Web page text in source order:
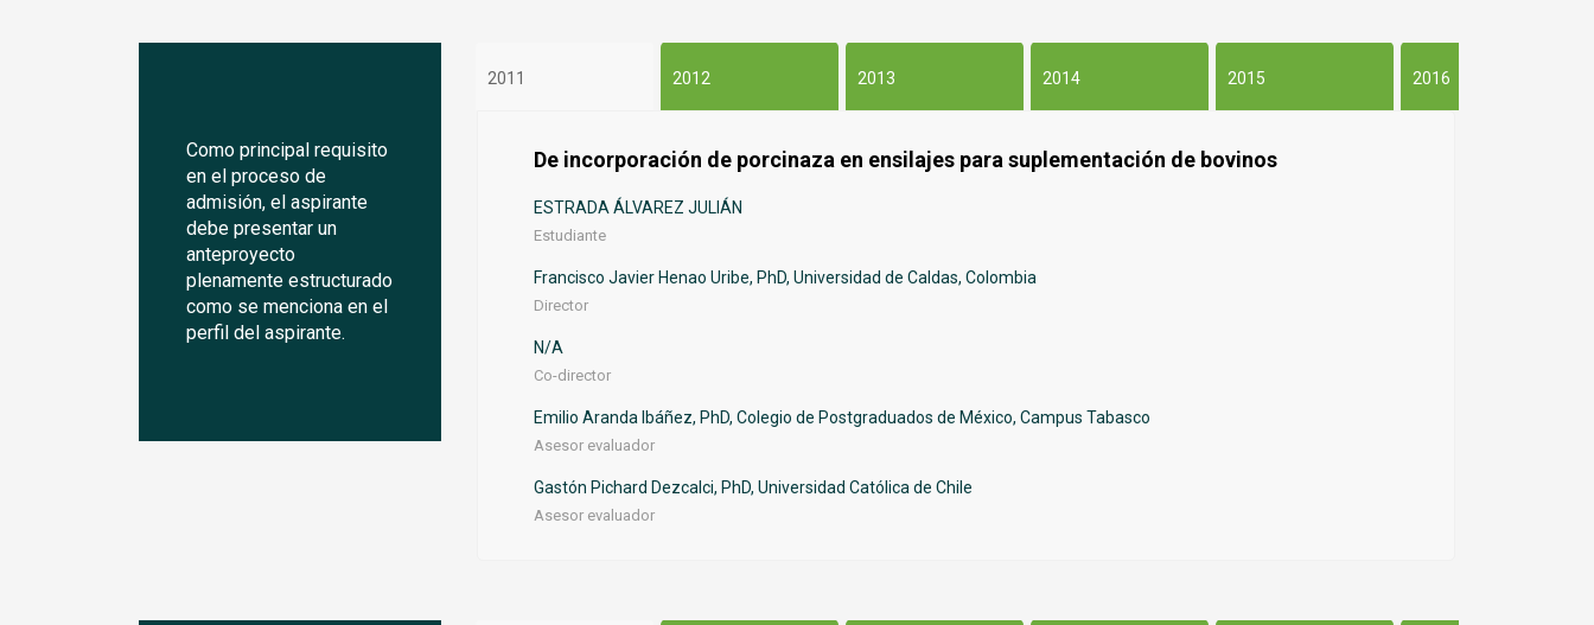
Como principal requisito
en el proceso de
admisión, el aspirante
debe presentar un
anteproyecto
plenamente estructurado
como se menciona en el
perfil del aspirante.
2011 2012 2013 2014 2015 2016
De incorporación de porcinaza en ensilajes para suplementación de bovinos
ESTRADA ÁLVAREZ JULIÁN
Estudiante
Francisco Javier Henao Uribe, PhD, Universidad de Caldas, Colombia
Director
N/A
Co-director
Emilio Aranda Ibáñez, PhD, Colegio de Postgraduados de México, Campus Tabasco
Asesor evaluador
Gastón Pichard Dezcalci, PhD, Universidad Católica de Chile
Asesor evaluador